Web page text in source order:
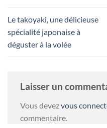
Le takoyaki, une délicieuse
spécialité japonaise à
déguster à la volée
Laisser un
Vous devezvous
commentaire.